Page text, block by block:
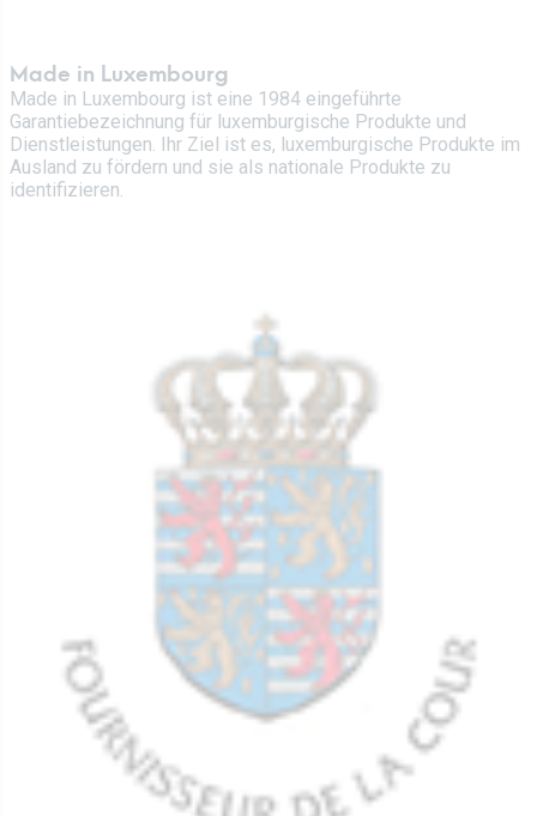
Made in Luxembourg
Made in Luxembourg ist eine 1984 eingeführte
Garantiebezeichnung für luxemburgische Produkte und
Dienstleistungen. Ihr Ziel ist es, luxemburgische Produkte im
Ausland zu fördern und sie als nationale Produkte zu
identifizieren.